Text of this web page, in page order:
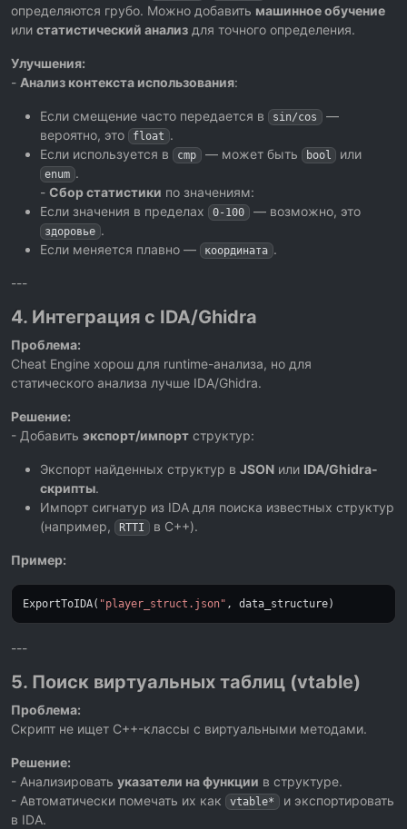
определяются грубо. Можно добавить машинное обучение
или статистический анализ для точного определения.
Улучшения:
- Анализ контекста использования:
Если смещение часто передается в sin/cos —
вероятно, это
float .
Если используется в
cmp — может быть bool или
enum .
- Сбор статистики по значениям:
Если значения в пределах
0-100 — возможно, это
здоровье .
Если меняется плавно —
координата .
---
4. Интеграция с IDA/Ghidra
Проблема:
Cheat Engine хорош для runtime-анализа, но для
статического анализа лучше IDA/Ghidra.
Решение:
- Добавить экспорт/импорт структур:
Экспорт найденных структур в JSON или IDA/Ghidra-
скрипты.
Импорт сигнатур из IDA для поиска известных структур
(например,
RTTI в C++).
Пример:
ExportToIDA( "player_struct.json" , data_structure)
---
5. Поиск виртуальных таблиц (vtable)
Проблема:
Скрипт не ищет C++-классы с виртуальными методами.
Решение:
- Анализировать указатели на функции в структуре.
- Автоматически помечать их как
vtable* и экспортировать
в IDA.